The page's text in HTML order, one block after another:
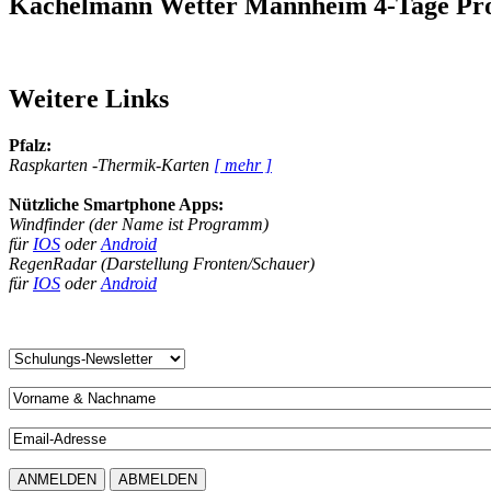
Weitere Links
Pfalz:
Raspkarten -Thermik-Karten [ mehr ]
Nützliche Smartphone Apps:
Windfinder (der Name ist Programm)
für IOS oderAndroid
RegenRadar (Darstellung Fronten/Schauer)
für IOS oderAndroid